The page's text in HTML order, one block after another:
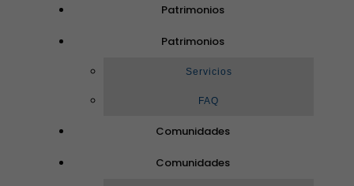
Patrimonios
Patrimonios
Servicios
FAQ
Comunidades
Comunidades